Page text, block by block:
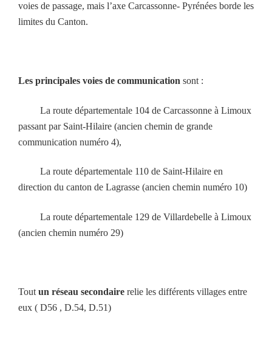
voies de passage, mais l’axe Carcassonne- Pyrénées borde les
limites du Canton.
Les principales voies de communication sont :
La route départementale 104 de Carcassonne à Limoux
passant par Saint-Hilaire (ancien chemin de grande
communication numéro 4),
La route départementale 110 de Saint-Hilaire en
direction du canton de Lagrasse (ancien chemin numéro 10)
La route départementale 129 de Villardebelle à Limoux
(ancien chemin numéro 29)
Tout un réseau secondaire relie les différents villages entre
eux ( D56 , D.54, D.51)